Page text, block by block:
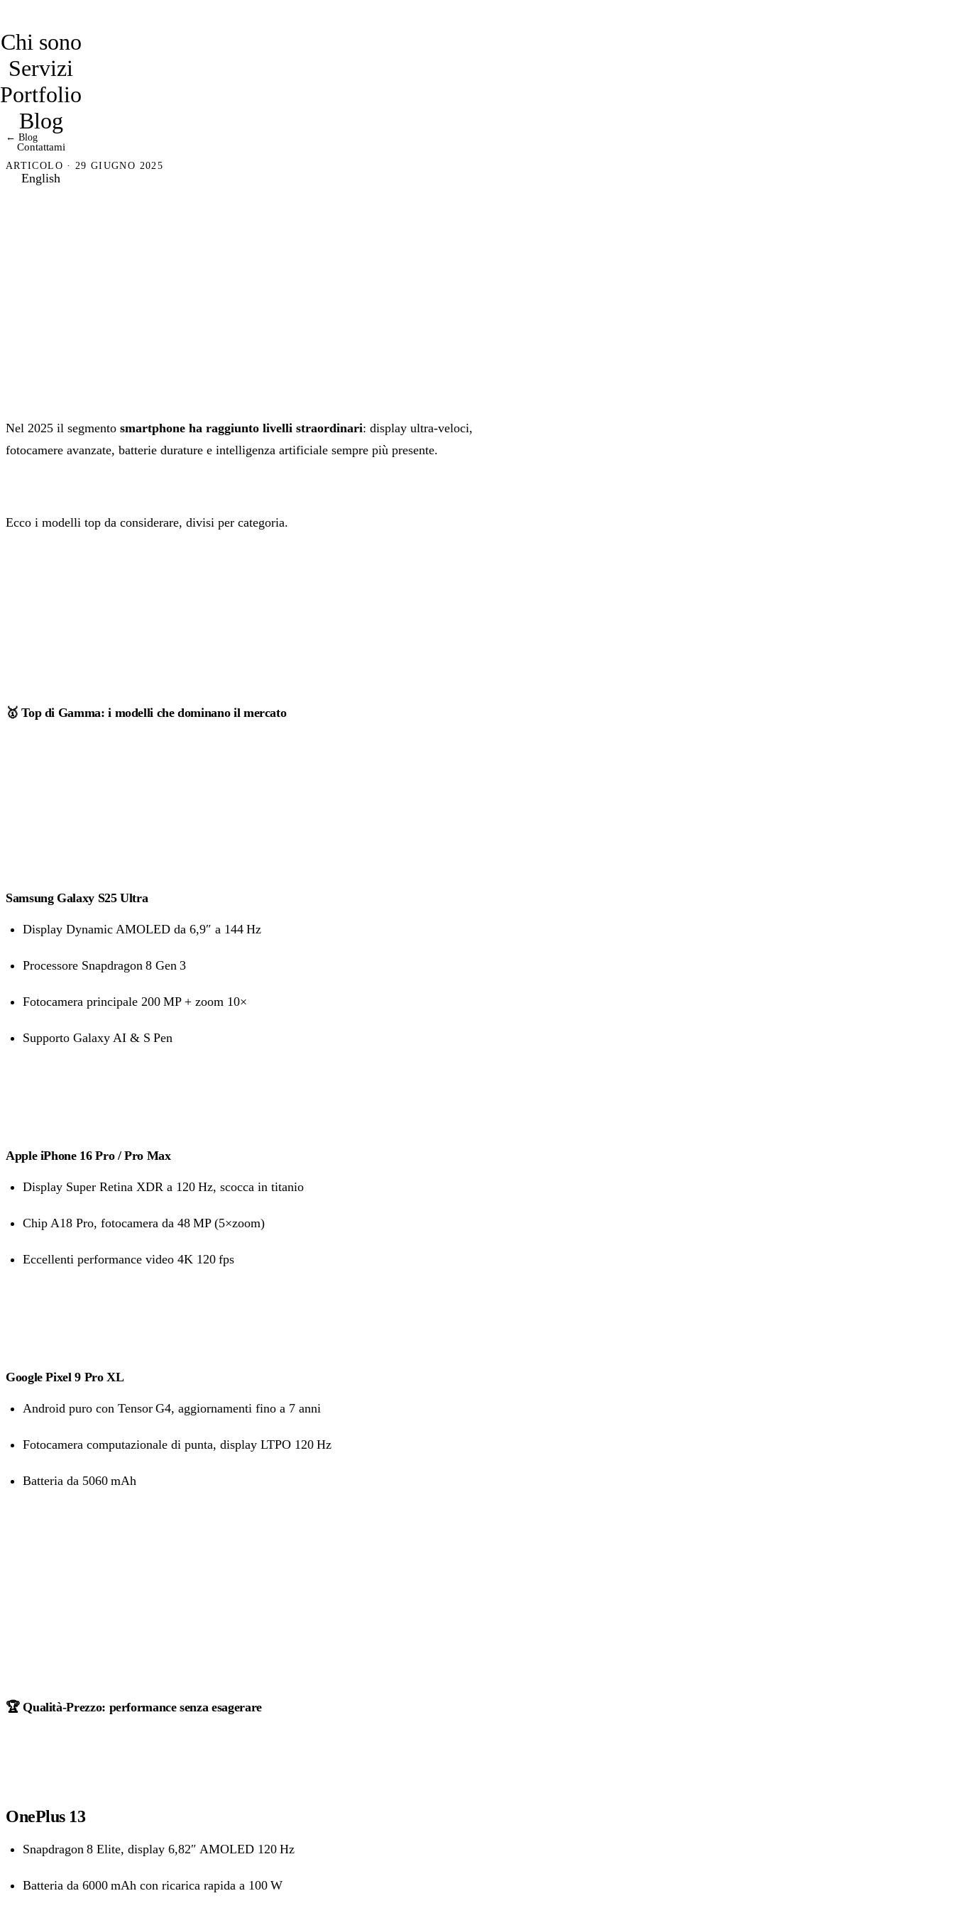
Chi sono
Servizi
Portfolio
Blog
Contattami
English
← Blog
ARTICOLO · 29 GIUGNO 2025
Nel 2025 il segmento smartphone ha raggiunto livelli straordinari: display ultra-veloci,
fotocamere avanzate, batterie durature e intelligenza artificiale sempre più presente.
Ecco i modelli top da considerare, divisi per categoria.
🥇 Top di Gamma: i modelli che dominano il mercato
Samsung Galaxy S25 Ultra
Display Dynamic AMOLED da 6,9″ a 144 Hz
Processore Snapdragon 8 Gen 3
Fotocamera principale 200 MP + zoom 10×
Supporto Galaxy AI & S Pen
Apple iPhone 16 Pro / Pro Max
Display Super Retina XDR a 120 Hz, scocca in titanio
Chip A18 Pro, fotocamera da 48 MP (5×zoom)
Eccellenti performance video 4K 120 fps
Google Pixel 9 Pro XL
Android puro con Tensor G4, aggiornamenti fino a 7 anni
Fotocamera computazionale di punta, display LTPO 120 Hz
Batteria da 5060 mAh
🏆 Qualità‑Prezzo: performance senza esagerare
OnePlus 13
Snapdragon 8 Elite, display 6,82″ AMOLED 120 Hz
Batteria da 6000 mAh con ricarica rapida a 100 W